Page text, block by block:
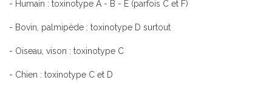
- Humain : toxinotype A - B - E (parfois C et F)
- Bovin, palmipède : toxinotype D surtout
- Oiseau, vison : toxinotype C
- Chien : toxinotype C et D